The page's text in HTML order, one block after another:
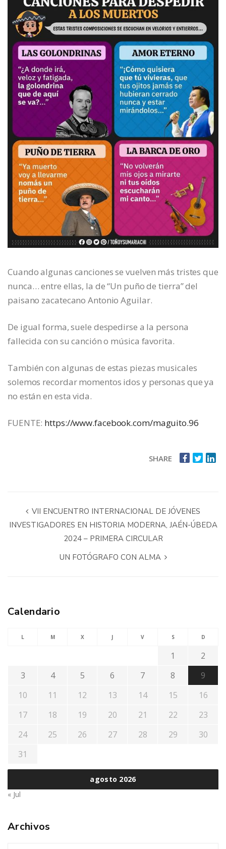
Cuando algunas canciones se vuelven más tristes que
nunca… entre ellas, la de “Un puño de tierra” del
paisano zacatecano Antonio Aguilar.
De igual forma, suele despedirse a la persona
fallecida con su canción o música favorita.
También con algunas de estas piezas musicales
solemos recordar momentos idos y personas que ya
no están en esta vida.
FUENTE: https://www.facebook.com/maguito.96
SHARE
VII ENCUENTRO INTERNACIONAL DE JÓVENES
INVESTIGADORES EN HISTORIA MODERNA, JAÉN-ÚBEDA
2024 – PRIMERA CIRCULAR
UN FOTÓGRAFO CON ALMA
Calendario
agosto 2026
L M X J V S D
1
2
3
4 5 6 7 8
9
10
11 12 13 14 15
16
17
18 19 20 21 22
23
24
25 26 27 28 29
30
31
« Jul
Archivos